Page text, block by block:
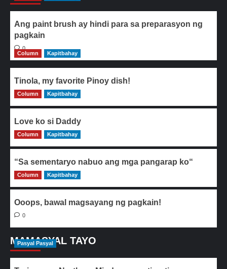
Ang paint brush ay hindi para sa preparasyon ng
pagkain
0
Column
Kapitbahay
Tinola, my favorite Pinoy dish!
0
Column Kapitbahay
Love ko si Daddy
0
Column Kapitbahay
“Sa sementaryo nabuo ang mga pangarap ko“
0
Column Kapitbahay
Ooops, bawal magsayang ng pagkain!
0
MAMASYAL TAYO
Pasyal Pasyal